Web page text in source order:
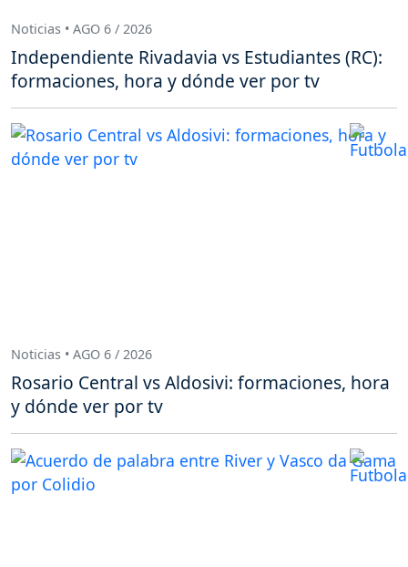
Noticias • AGO 6 / 2026
Independiente Rivadavia vs Estudiantes (RC):
formaciones, hora y dónde ver por tv
Noticias • AGO 6 / 2026
Rosario Central vs Aldosivi: formaciones, hora
y dónde ver por tv